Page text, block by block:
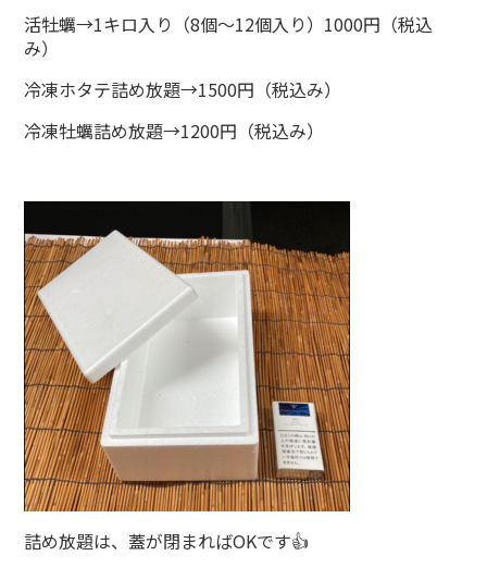
活牡蠣→1キロ入り（8個～12個入り）1000円（税込
み）
冷凍ホタテ詰め放題→1500円（税込み）
冷凍牡蠣詰め放題→1200円（税込み）
詰め放題は、蓋が閉まればOKです👍